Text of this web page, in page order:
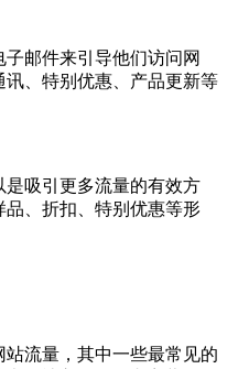
邮件来引导他们访问网
、特别优惠、产品更新等
吸引更多流量的有效方
、折扣、特别优惠等形
流量，其中一些最常见的